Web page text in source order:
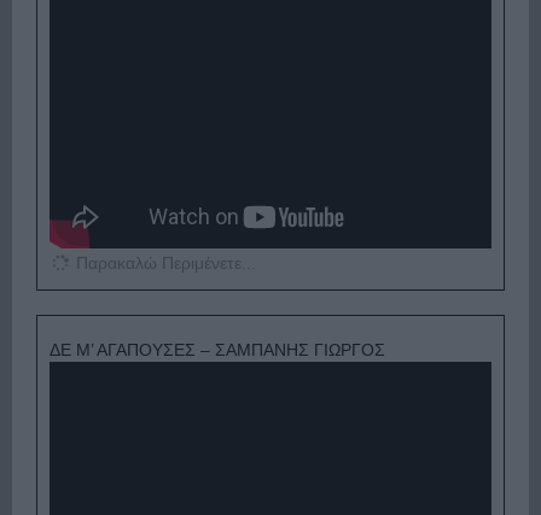
Παρακαλώ Περιμένετε...
ΔΕ Μ’ ΑΓΑΠΟΥΣΕΣ – ΣΑΜΠΑΝΗΣ ΓΙΩΡΓΟΣ